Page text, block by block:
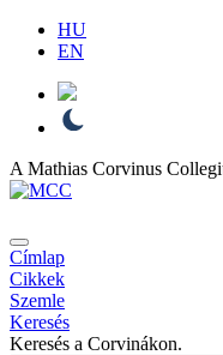
HU
EN
A Mathias Corvinus
Címlap
Cikkek
Szemle
Keresés
Keresés a Corvinákon.